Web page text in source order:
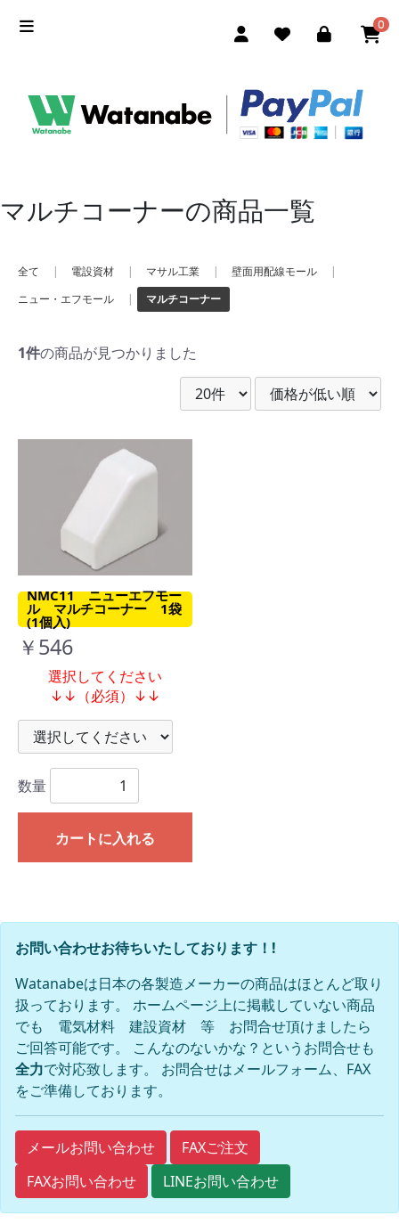
0
マルチコーナーの商品一覧
全て | 電設資材 | マサル工業 | 壁面用配線モール
|
ニュー・エフモール
| マルチコーナー
1件の商品が見つかりました
NMC11 ニューエフモー
ル マルチコーナー 1袋
(1個入)
￥546
選択してください
↓↓（必須）↓↓
数量
カートに入れる
お問い合わせお待ちいたしております！!
Watanabeは日本の各製造メーカーの商品はほとんど取り
扱っております。 ホームページ上に掲載していない商品
でも 電気材料 建設資材 等 お問合せ頂けましたら
ご回答可能です。 こんなのないかな？というお問合せも
全力で対応致します。 お問合せはメールフォーム、FAX
をご準備しております。
メールお問い合わせ
FAXご注文
FAXお問い合わせ
LINEお問い合わせ